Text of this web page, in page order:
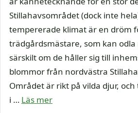
Stillahavsområdet (dock inte
tempererade klimat är en dröm
trädgårdsmästare, som kan
särskilt om de håller sig till
blommor från nordvästra
Området är rikt på vilda djur,
i … Läs mer